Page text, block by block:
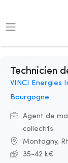
Technicien
VINCI Energies
Bourgogne
Agent de
collectifs
Montagny,
35-42 k€